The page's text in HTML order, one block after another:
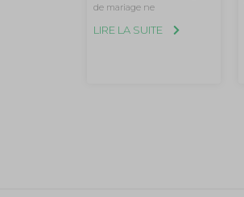
de mariage ne
LIRE LA SUITE